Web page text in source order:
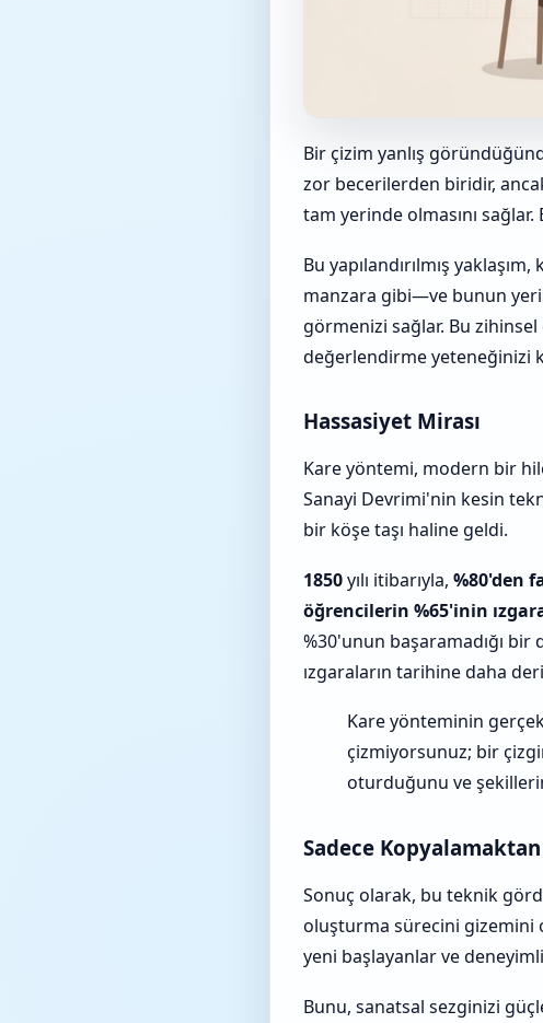
Bir çizim yanlış
zor becerilerden biridir,
tam yerinde olmasını
Bu yapılandırılmış
manzara gibi—ve bunun
görmenizi sağlar. Bu
değerlendirme yeteneğinizi
Hassasiyet Mirası
Kare yöntemi, modern bir
Sanayi Devrimi'nin kesin
bir köşe taşı haline geldi.
1850yılı itibarıyla,%80'den
öğrencilerin %65'inin
%30'unun başaramadığı
ızgaraların tarihine daha
Kare yönteminin
çizmiyorsunuz; bir
oturduğunu ve
Sadece Kopyalamaktan
Sonuç olarak, bu teknik
oluşturma sürecini gizemini
yeni başlayanlar ve
Bunu, sanatsal sezginizi